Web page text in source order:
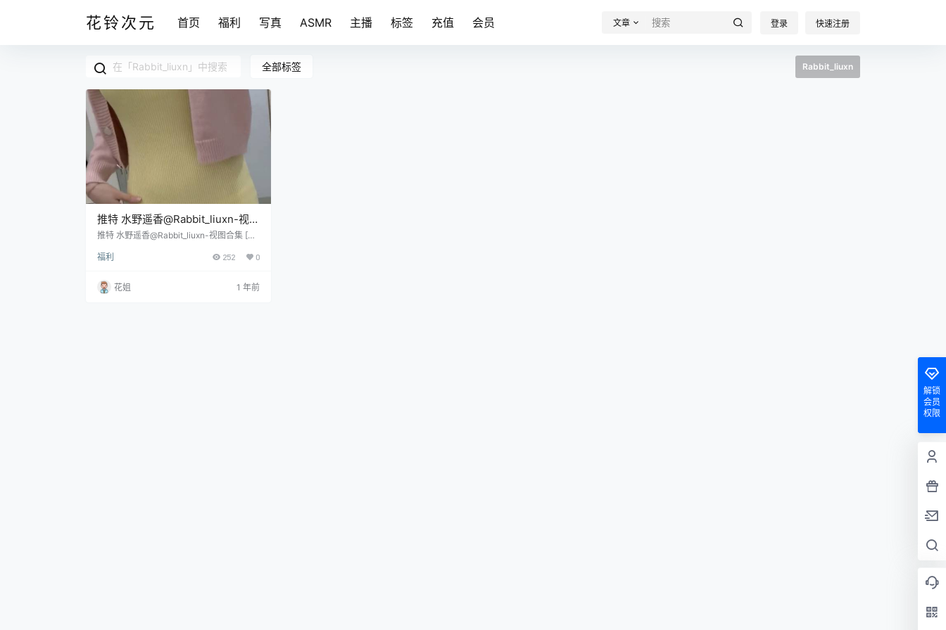
花铃次元 首页 福利 写真 ASMR 主播 标签 充值 会员 文章 登录 快速注册
全部标签 Rabbit_liuxn
推特 水野遥香@Rabbit_liuxn-视图
合集 [327P/91V/1.33G]
推特 水野遥香@Rabbit_liuxn-视图合集 [32
福利
252 0
花姐 1 年前
解锁
会员
权限